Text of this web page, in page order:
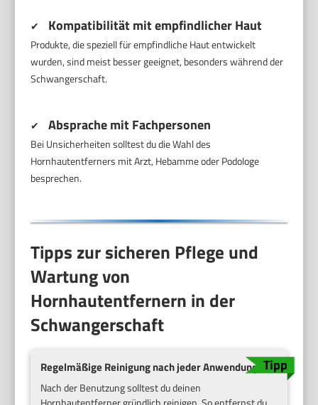
✔ Kompatibilität mit empfindlicher Haut
Produkte, die speziell für empfindliche Haut entwickelt
wurden, sind meist besser geeignet, besonders während der
Schwangerschaft.
✔ Absprache mit Fachpersonen
Bei Unsicherheiten solltest du die Wahl des
Hornhautentferners mit Arzt, Hebamme oder Podologe
besprechen.
Tipps zur sicheren Pflege und
Wartung von
Hornhautentfernern in der
Schwangerschaft
Regelmäßige Reinigung nach jeder Anwendung
Nach der Benutzung solltest du deinen